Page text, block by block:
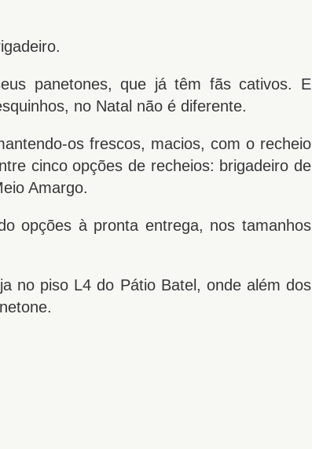
panetones, que já têm fãs cativos. E
no Natal não é diferente.
os frescos, macios, com o recheio
cinco opções de recheios: brigadeiro de
Amargo.
opções à pronta entrega, nos tamanhos
no piso L4 do Pátio Batel, onde além dos